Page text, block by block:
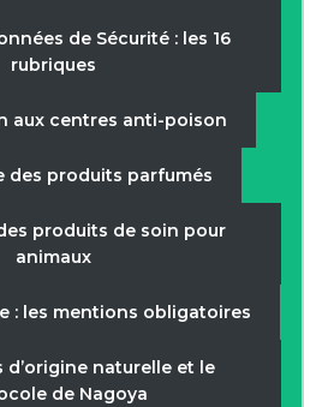
de Sécurité : les 16
rubriques
aux centres anti-poison
des produits parfumés
produits de soin pour
animaux
: les mentions obligatoires
d’origine naturelle et le
de Nagoya